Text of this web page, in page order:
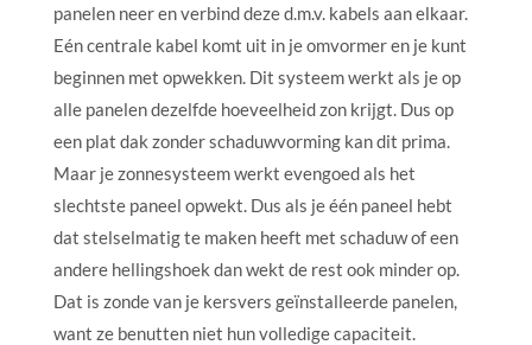
panelen neer en verbind deze d.m.v. kabels aan elkaar.
Eén centrale kabel komt uit in je omvormer en je kunt
beginnen met opwekken. Dit systeem werkt als je op
alle panelen dezelfde hoeveelheid zon krijgt. Dus op
een plat dak zonder schaduwvorming kan dit prima.
Maar je zonnesysteem werkt evengoed als het
slechtste paneel opwekt. Dus als je één paneel hebt
dat stelselmatig te maken heeft met schaduw of een
andere hellingshoek dan wekt de rest ook minder op.
Dat is zonde van je kersvers geïnstalleerde panelen,
want ze benutten niet hun volledige capaciteit.